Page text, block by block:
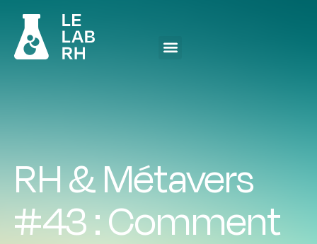
RH & Métavers
#43 : Comment